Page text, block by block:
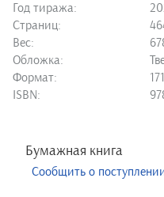
Год тиража:
Страниц:
Вес:
Обложка:
Формат:
ISBN:
Бумажная книга
Сообщить о